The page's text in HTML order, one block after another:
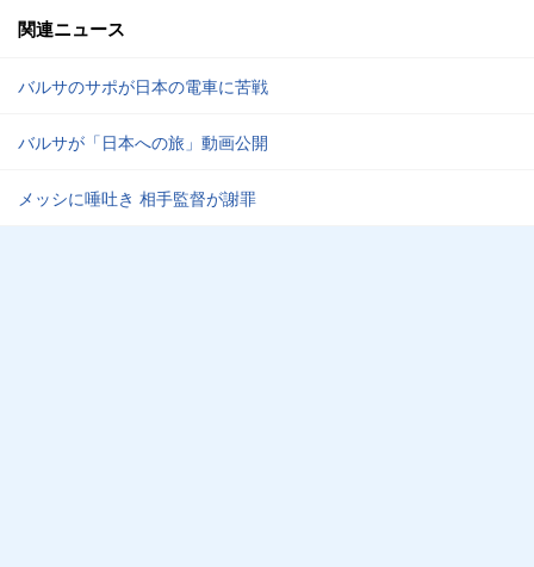
関連ニュース
バルサのサポが日本の電車に苦戦
バルサが「日本への旅」動画公開
メッシに唾吐き 相手監督が謝罪